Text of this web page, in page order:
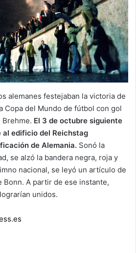
alemanes festejaban la victoria de
Copa del Mundo de fútbol con gol
El 3 de octubre siguiente
edificio del Reichstag
de Alemania. Sonó la
se alzó la bandera negra, roja y
nacional, se leyó un artículo de
Bonn. A partir de ese instante,
unidos.